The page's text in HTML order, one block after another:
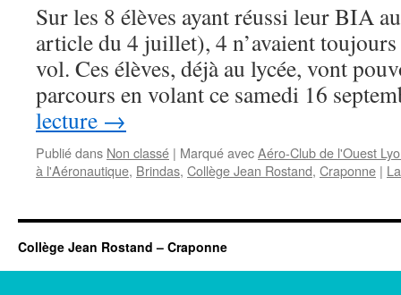
Sur les 8 élèves ayant réussi leur BIA
article du 4 juillet), 4 n’avaient
vol. Ces élèves, déjà au lycée, vont
parcours en volant ce samedi 16
lecture →
Publié dans Non classé | Marqué avecAéro-Club de l'Ouest
à l'Aéronautique, Brindas, Collège Jean Rostand, Craponne |
Collège Jean Rostand – Craponne